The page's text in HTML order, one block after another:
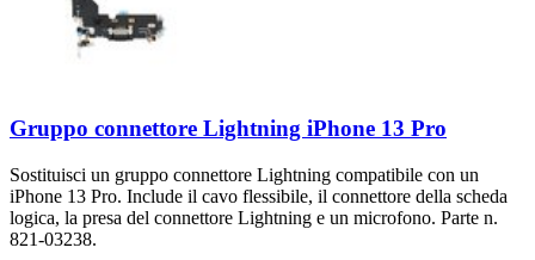
Gruppo connettore Lightning iPhone 13 Pro
Sostituisci un gruppo connettore Lightning compatibile con un
iPhone 13 Pro. Include il cavo flessibile, il connettore della scheda
logica, la presa del connettore Lightning e un microfono. Parte n.
821-03238.